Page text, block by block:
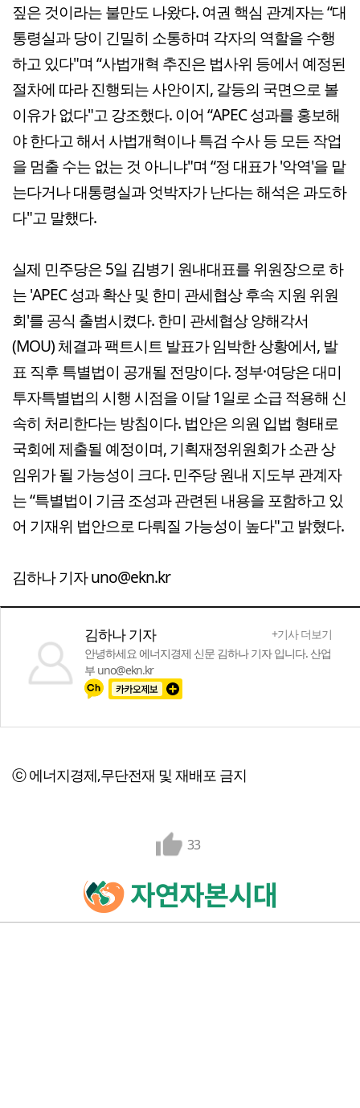
짚은 것이라는 불만도 나왔다. 여권 핵심 관계자는 “대
통령실과 당이 긴밀히 소통하며 각자의 역할을 수행
하고 있다"며 “사법개혁 추진은 법사위 등에서 예정된
절차에 따라 진행되는 사안이지, 갈등의 국면으로 볼
이유가 없다"고 강조했다. 이어 “APEC 성과를 홍보해
야 한다고 해서 사법개혁이나 특검 수사 등 모든 작업
을 멈출 수는 없는 것 아니냐"며 “정 대표가 '악역'을 맡
는다거나 대통령실과 엇박자가 난다는 해석은 과도하
다"고 말했다.
실제 민주당은 5일 김병기 원내대표를 위원장으로 하
는 'APEC 성과 확산 및 한미 관세협상 후속 지원 위원
회'를 공식 출범시켰다. 한미 관세협상 양해각서
(MOU) 체결과 팩트시트 발표가 임박한 상황에서, 발
표 직후 특별법이 공개될 전망이다. 정부·여당은 대미
투자특별법의 시행 시점을 이달 1일로 소급 적용해 신
속히 처리한다는 방침이다. 법안은 의원 입법 형태로
국회에 제출될 예정이며, 기획재정위원회가 소관 상
임위가 될 가능성이 크다. 민주당 원내 지도부 관계자
는 “특별법이 기금 조성과 관련된 내용을 포함하고 있
어 기재위 법안으로 다뤄질 가능성이 높다"고 밝혔다.
김하나 기자 uno@ekn.kr
김하나 기자
+기사 더보기
안녕하세요 에너지경제 신문 김하나 기자 입니다. 산업
부 uno@ekn.kr
ⓒ 에너지경제,무단전재 및 재배포 금지
33